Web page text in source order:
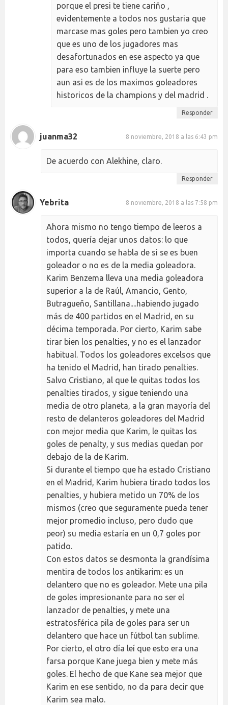
porque el presi te tiene cariño ,
evidentemente a todos nos gustaria que
marcase mas goles pero tambien yo creo
que es uno de los jugadores mas
desafortunados en ese aspecto ya que
para eso tambien influye la suerte pero
aun asi es de los maximos goleadores
historicos de la champions y del madrid .
Responder
juanma32 8 noviembre, 2018 a las 6:43 pm
De acuerdo con Alekhine, claro.
Responder
Yebrita 8 noviembre, 2018 a las 7:58 pm
Ahora mismo no tengo tiempo de leeros a
todos, quería dejar unos datos: lo que
importa cuando se habla de si se es buen
goleador o no es de la media goleadora.
Karim Benzema lleva una media goleadora
superior a la de Raúl, Amancio, Gento,
Butragueño, Santillana....habiendo jugado
más de 400 partidos en el Madrid, en su
décima temporada. Por cierto, Karim sabe
tirar bien los penalties, y no es el lanzador
habitual. Todos los goleadores excelsos que
ha tenido el Madrid, han tirado penalties.
Salvo Cristiano, al que le quitas todos los
penalties tirados, y sigue teniendo una
media de otro planeta, a la gran mayoría del
resto de delanteros goleadores del Madrid
con mejor media que Karim, le quitas los
goles de penalty, y sus medias quedan por
debajo de la de Karim.
Si durante el tiempo que ha estado Cristiano
en el Madrid, Karim hubiera tirado todos los
penalties, y hubiera metido un 70% de los
mismos (creo que seguramente pueda tener
mejor promedio incluso, pero dudo que
peor) su media estaría en un 0,7 goles por
patido.
Con estos datos se desmonta la grandísima
mentira de todos los antikarim: es un
delantero que no es goleador. Mete una pila
de goles impresionante para no ser el
lanzador de penalties, y mete una
estratosférica pila de goles para ser un
delantero que hace un fútbol tan sublime.
Por cierto, el otro día leí que esto era una
farsa porque Kane juega bien y mete más
goles. El hecho de que Kane sea mejor que
Karim en ese sentido, no da para decir que
Karim sea malo.